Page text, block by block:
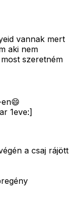
vannak mert
aki nem
szeretném
1eve:]
a csaj rájött